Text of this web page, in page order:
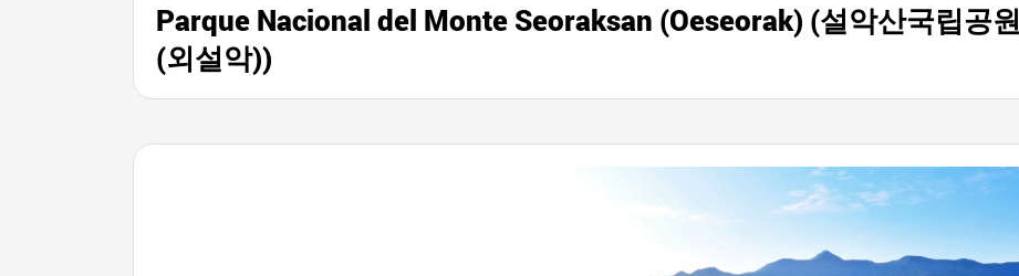
Parque Nacional del Monte Seoraksan (Oeseorak) (설악산국립공원
(외설악))